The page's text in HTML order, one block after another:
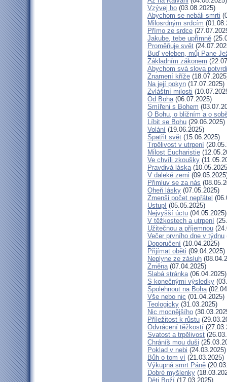
Vzývej ho (03.08.2025)
Abychom se nebáli smrti
Milosrdným srdcím
Přímo ze srdce
Jakube, tebe upřímně
Proměňuje svět
Buď veleben, můj Pane
Základním zákonem
Abychom svá slova
Znamení kříže
Na její pokyn (17.07.2025)
Zvláštní milosti
Od Boha(06.07.2025)
Smířeni s Bohem
O Bohu, o bližním a o
Líbit se Bohu (29.06.2025)
Volání (19.06.2025)
Spatřit svět (15.06.2025)
Trpělivost v utrpení
Milost Eucharistie
Ve chvíli zkoušky
Pravdivá láska
V daleké zemi
Přimluv se za nás
Oheň lásky (07.05.2025)
Zmenši počet nepřátel
Ustup! (05.05.2025)
Nejvyšší úctu (04.05.2025)
V těžkostech a utrpení
Užitečnou a příjemnou
Večer prvního dne v týdnu
Doporučení (10.04.2025)
Přijímat oběti (09.04.2025)
Neplyne ze zásluh
Změna(07.04.2025)
Slabá stránka(06.04.2025)
S konečnými výsledky
Spolehnout na Boha
Vše nebo nic (01.04.2025)
Teologicky (31.03.2025)
Nic mocnějšího
Příležitost k růstu
Odvrácení těžkostí
Svatost a trpělivost
Chráníš mou duši
Poklad v nebi (24.03.2025)
Bůh o tom ví (21.03.2025)
Výkupná smrt Páně
Dobré myšlenky
Děti Boží (17.03.2025)